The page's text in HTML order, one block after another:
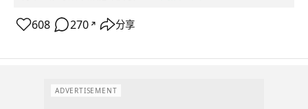
608 270 ↗ 分享
ADVERTISEMENT